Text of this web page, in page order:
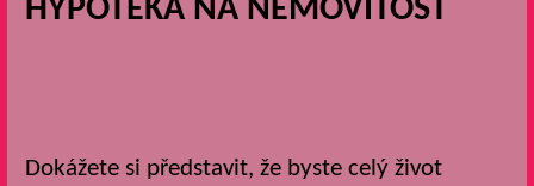
HYPOTÉKA NA NEMOVITOST
Dokážete si představit, že byste celý život